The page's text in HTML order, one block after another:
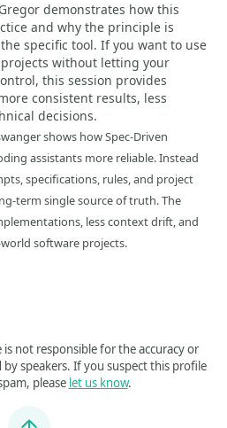
demonstrates how this
and why the principle is
specific tool. If you want to use
without letting your
this session provides
consistent results, less
decisions.
shows how Spec-Driven
assistants more reliable. Instead
specifications, rules, and project
term single source of truth. The
less context drift, and
software projects.
is not responsible for the accuracy or
speakers. If you suspect this profile
please let us know.